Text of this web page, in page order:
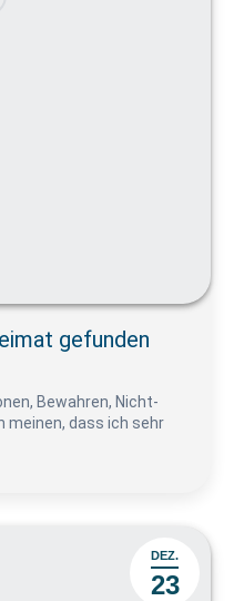
gefunden
Bewahren, Nicht-
meinen, dass ich sehr
DEZ.
23